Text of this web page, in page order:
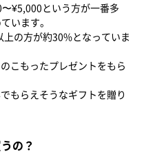
¥5,000という方が一番多
います。
の方が約30%となっていま
こもったプレゼントをもら
もらえそうなギフトを贈り
の？